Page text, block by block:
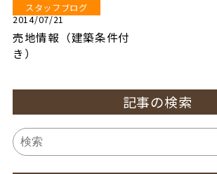
スタッフブログ
2014/07/21
売地情報（建築条件付
き）
記事の検索